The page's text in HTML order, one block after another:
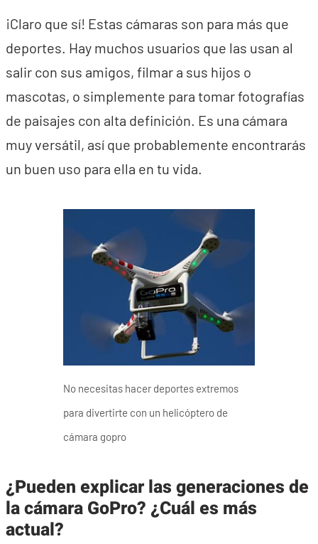
¡Claro que sí! Estas cámaras son para más que
deportes. Hay muchos usuarios que las usan al
salir con sus amigos, filmar a sus hijos o
mascotas, o simplemente para tomar fotografías
de paisajes con alta definición. Es una cámara
muy versátil, así que probablemente encontrarás
un buen uso para ella en tu vida.
No necesitas hacer deportes extremos
para divertirte con un helicóptero de
cámara gopro
¿Pueden explicar las generaciones de
la cámara GoPro? ¿Cuál es más
actual?